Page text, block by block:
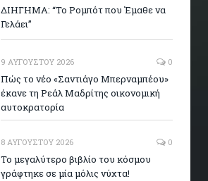
ΔΙΗΓΗΜΑ: “Το Ρομπότ που Έμαθε να
Γελάει”
9 ΑΥΓΟΎΣΤΟΥ 2026 0
Πώς το νέο «Σαντιάγο Μπερναμπέου»
έκανε τη Ρεάλ Μαδρίτης οικονομική
αυτοκρατορία
8 ΑΥΓΟΎΣΤΟΥ 2026 0
Το μεγαλύτερο βιβλίο του κόσμου
γράφτηκε σε μία μόλις νύχτα!